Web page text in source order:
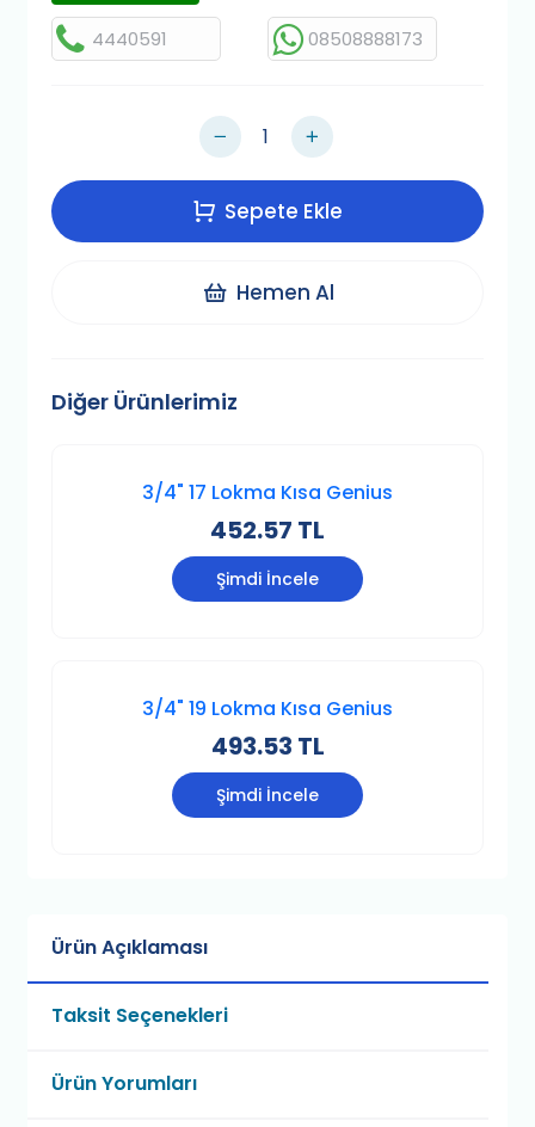
4440591 08508888173
Sepete Ekle
Hemen Al
Diğer Ürünlerimiz
3/4" 17 Lokma Kısa Genius
452.57 TL
Şimdi İncele
3/4" 19 Lokma Kısa Genius
493.53 TL
Şimdi İncele
Ürün Açıklaması
Taksit Seçenekleri
Ürün Yorumları